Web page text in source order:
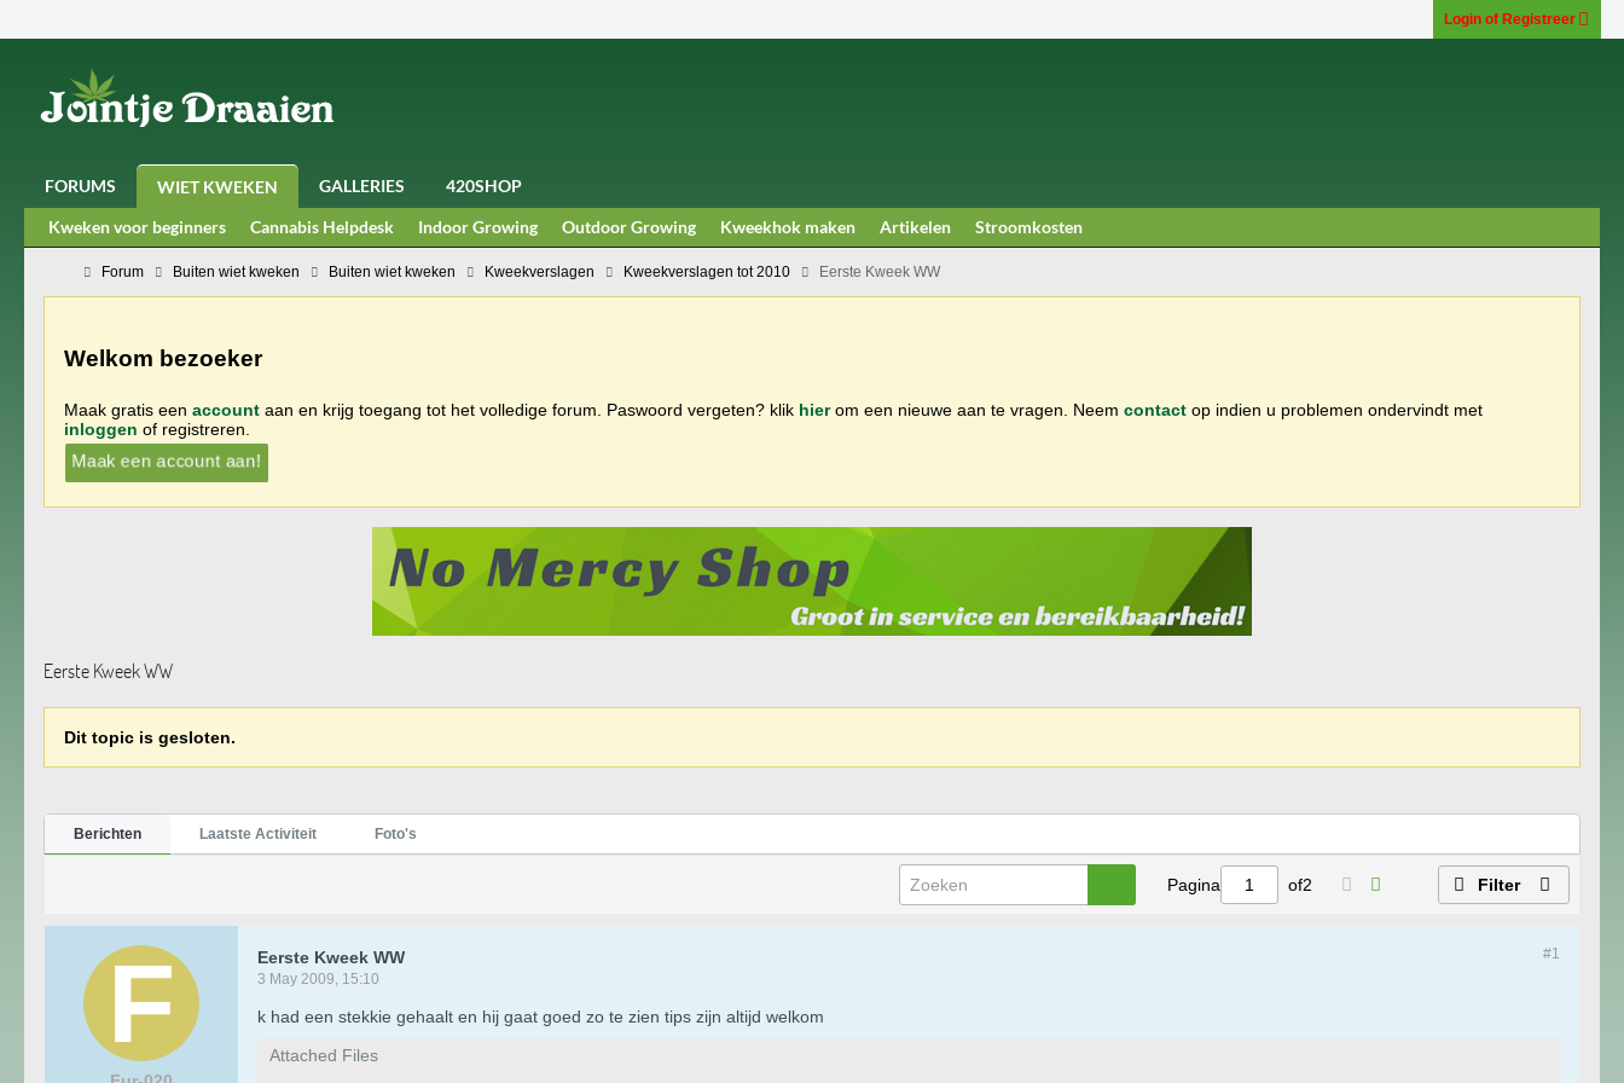
Login of Registreer
FORUMS WIET KWEKEN GALLERIES
420SHOP
Kweken voor beginners
Cannabis Helpdesk Indoor Growing Outdoor Growing Kweekhok maken Artikelen Stroomkosten
Forum Buiten wiet kweken Buiten wiet kweken Kweekverslagen Kweekverslagen tot 2010 Eerste Kweek WW
Welkom bezoeker
Maak gratis een account aan en krijg toegang tot het volledige forum. Paswoord vergeten? klik hierom een nieuwe aan te vragen. Neem contact op indien u problemen ondervindt met
inloggen of registreren.
Maak een account aan!
Eerste Kweek WW
Dit topic is gesloten.
Berichten Laatste Activiteit Foto's
Pagina of2 Filter
#1
Eerste Kweek WW
3 May 2009, 15:10
k had een stekkie gehaalt en hij gaat goed zo te zien tips zijn altijd welkom
Attached Files